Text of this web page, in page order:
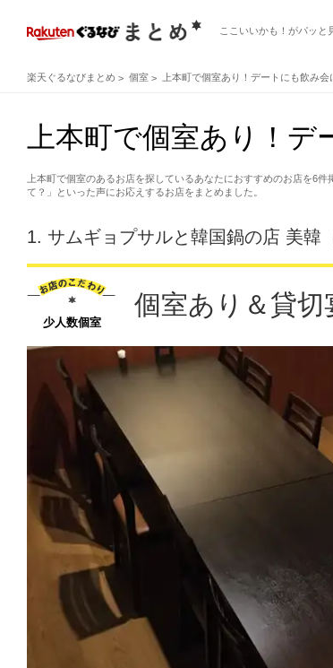
ここいいかも！がパッと
楽天ぐるなびまとめ 個室 上本町で個室あり！デートにも飲み
上本町で個室あり！
上本町で個室のあるお店を探しているあなたにおすすめのお店を6
て？」といった声にお応えするお店をまとめました。
1. サムギョプサルと韓国鍋の店 美韓
少人数個室
個室あり＆貸切